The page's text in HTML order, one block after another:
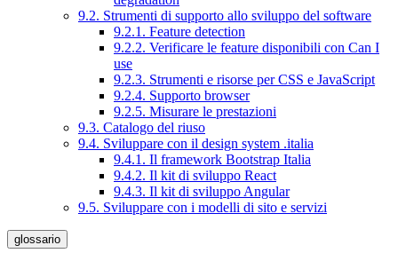
9.2. Strumenti di supporto allo sviluppo del software
9.2.1. Feature detection
9.2.2. Verificare le feature disponibili con Can I
use
9.2.3. Strumenti e risorse per CSS e JavaScript
9.2.4. Supporto browser
9.2.5. Misurare le prestazioni
9.3. Catalogo del riuso
9.4. Sviluppare con il design system .italia
9.4.1. Il framework Bootstrap Italia
9.4.2. Il kit di sviluppo React
9.4.3. Il kit di sviluppo Angular
9.5. Sviluppare con i modelli di sito e servizi
glossario